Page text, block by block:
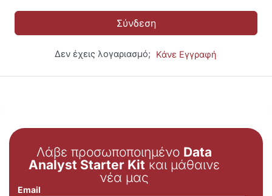
Σύνδεση
Δεν έχεις λογαριασμό; Κάνε Εγγραφή
Λάβε προσωποποιημένο Data
Analyst Starter Kit και μάθαινε
νέα μας
Email